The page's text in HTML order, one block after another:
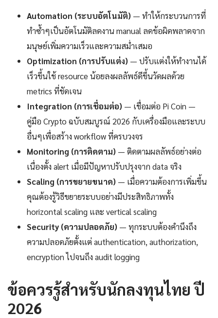
Automation (ระบบอัตโนมัติ) — ทำให้กระบวนการที่
ทำซ้ำๆเป็นอัตโนมัติลดงาน manual ลดข้อผิดพลาดจาก
มนุษย์เพิ่มความเร็วและความสม่ำเสมอ
Optimization (การปรับแต่ง) — ปรับแต่งให้ทำงานได้
เร็วขึ้นใช้ resource น้อยลงผลลัพธ์ดีขึ้นวัดผลด้วย
metrics ที่ชัดเจน
Integration (การเชื่อมต่อ) — เชื่อมต่อ Pi Coin —
คู่มือ Crypto ฉบับสมบูรณ์ 2026 กับเครื่องมือและระบบ
อื่นๆเพื่อสร้าง workflow ที่ครบวงจร
Monitoring (การติดตาม) — ติดตามผลลัพธ์อย่างต่อ
เนื่องตั้ง alert เมื่อมีปัญหาปรับปรุงจาก data จริง
Scaling (การขยายขนาด) — เมื่อความต้องการเพิ่มขึ้น
คุณต้องรู้วิธีขยายระบบอย่างมีประสิทธิภาพทั้ง
horizontal scaling และ vertical scaling
Security (ความปลอดภัย) — ทุกระบบต้องคำนึงถึง
ความปลอดภัยตั้งแต่ authentication, authorization,
encryption ไปจนถึง audit logging
ข้อควรรู้สำหรับนักลงทุนไทย ปี
2026